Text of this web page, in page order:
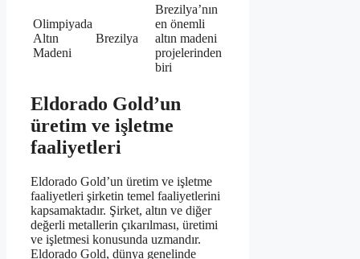
Olimpiyada
Altın
Madeni
Brezilya
Brezilya’nın
en önemli
altın madeni
projelerinden
biri
Eldorado Gold’un
üretim ve işletme
faaliyetleri
Eldorado Gold’un üretim ve işletme
faaliyetleri şirketin temel faaliyetlerini
kapsamaktadır. Şirket, altın ve diğer
değerli metallerin çıkarılması, üretimi
ve işletmesi konusunda uzmandır.
Eldorado Gold, dünya genelinde